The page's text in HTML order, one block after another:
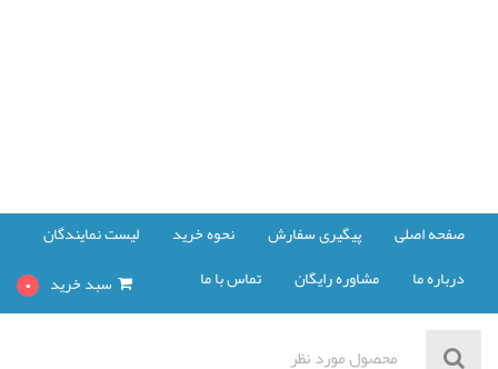
صفحه اصلی پیگیری سفارش نحوه خرید لیست نمایندگان
درباره ما مشاوره رایگان تماس با ما سبد خرید 0